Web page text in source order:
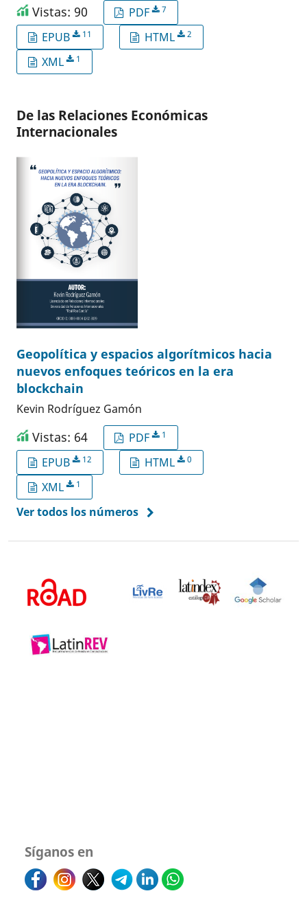
Vistas: 90 PDF 7
EPUB 11 HTML 2
XML 1
De las Relaciones Económicas
Internacionales
Geopolítica y espacios algorítmicos hacia
nuevos enfoques teóricos en la era
blockchain
Kevin Rodríguez Gamón
Vistas: 64 PDF 1
EPUB 12 HTML 0
XML 1
Ver todos los números
Síganos en